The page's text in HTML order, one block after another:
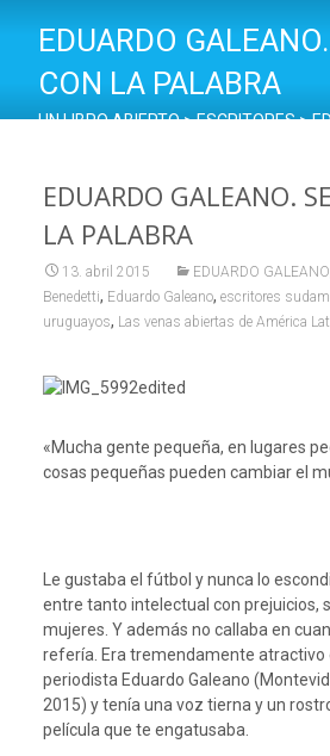
EDUARDO
CON LA PALABRA
UN LIBRO ABIERTO>ESCRITORES>
EDUARDO GALEANO.
LA PALABRA
13. abril 2015 EDUARDO GALEANO
Benedetti, Eduardo Galeano, escritores
uruguayos, Las venas abiertas de América
«Mucha gente pequeña, en lugares
cosas pequeñas pueden cambiar el
Le gustaba el fútbol y nunca lo
entre tanto intelectual con prejuicios,
mujeres. Y además no callaba en
refería. Era tremendamente atractivo
periodista Eduardo Galeano
2015) y tenía una voz tierna y un
película que te engatusaba.